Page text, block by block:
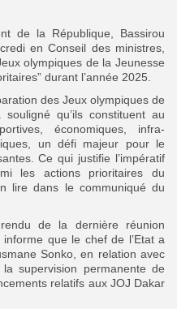
de la République, Bassirou
en Conseil des ministres,
olympiques de la Jeunesse
durant l’année 2025.
des Jeux olympiques de
qu’ils constituent au
économiques, infra-
un défi majeur pour le
Ce qui justifie l’impératif
les actions prioritaires du
lire dans le communiqué du
de la dernière réunion
que le chef de l’Etat a
Sonko, en relation avec
la supervision permanente de
relatifs aux JOJ Dakar